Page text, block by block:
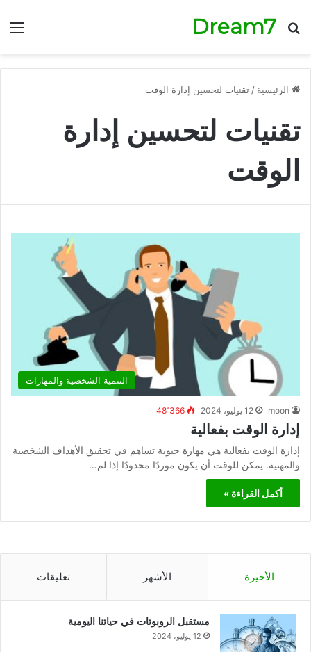
Dream7
بحث عن
الرئيسية / تقنيات لتحسين إدارة الوقت
تقنيات لتحسين إدارة
الوقت
التنمية الشخصية والمهارات
moon 12 يوليو، 2024 48٬366
إدارة الوقت بفعالية
إدارة الوقت بفعالية هي مهارة حيوية تساهم في تحقيق الأهداف الشخصية
والمهنية. يمكن للوقت أن يكون موردًا محدودًا إذا لم…
أكمل القراءة »
الأخيرة الأشهر تعليقات
مستقبل الروبوتات في حياتنا اليومية
12 يوليو، 2024